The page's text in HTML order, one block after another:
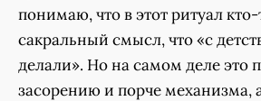
понимаю, что в этот ритуал
сакральный смысл, что «с
делали». Но на самом деле это
засорению и порче механизма,